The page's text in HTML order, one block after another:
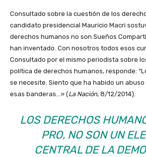
Consultado sobre la cuestión de los
candidato presidencial Mauricio Macri
derechos humanos no son Sueños
han inventado. Con nosotros todos esos
Consultado por el mismo periodista sobre
política de derechos humanos, responde:
se necesite. Siento que ha habido un
esas banderas…» (La Nación, 8/12/2014).
LOS DERECHOS
PRO, NO SON UN
CENTRAL DE LA